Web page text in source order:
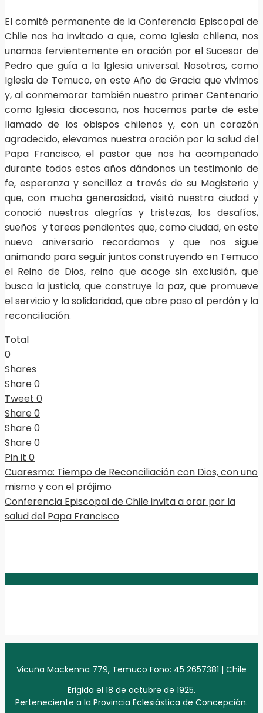
El comité permanente de la Conferencia Episcopal de
Chile nos ha invitado a que, como Iglesia chilena, nos
unamos fervientemente en oración por el Sucesor de
Pedro que guía a la Iglesia universal. Nosotros, como
Iglesia de Temuco, en este Año de Gracia que vivimos
y, al conmemorar también nuestro primer Centenario
como Iglesia diocesana, nos hacemos parte de este
llamado de los obispos chilenos y, con un corazón
agradecido, elevamos nuestra oración por la salud del
Papa Francisco, el pastor que nos ha acompañado
durante todos estos años dándonos un testimonio de
fe, esperanza y sencillez a través de su Magisterio y
que, con mucha generosidad, visitó nuestra ciudad y
conoció nuestras alegrías y tristezas, los desafíos,
sueños y tareas pendientes que, como ciudad, en este
nuevo aniversario recordamos y que nos sigue
animando para seguir juntos construyendo en Temuco
el Reino de Dios, reino que acoge sin exclusión, que
busca la justicia, que construye la paz, que promueve
el servicio y la solidaridad, que abre paso al perdón y la
reconciliación.
Total
0
Shares
Share0
Tweet 0
Share0
Share0
Share0
Pin it 0
Cuaresma: Tiempo de Reconciliación con Dios, con uno
mismo y con el prójimo
Conferencia Episcopal de Chile invita a orar por la
salud del Papa Francisco
Vicuña Mackenna 779, Temuco Fono: 45 2657381 | Chile
Erigida el 18 de octubre de 1925.
Perteneciente a la Provincia Eclesiástica de Concepción.